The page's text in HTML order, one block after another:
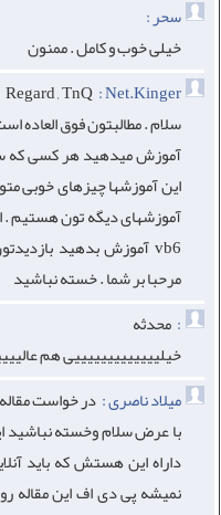
سحر :
خیلی خوب و کامل . ممنون
Net.Kinger :
Regard , TnQ
سلام . مطالبتون فوق العاده
آموزش میدهید هر کسی که
این آموزشها چیزهای خوبی
مرحبا بر شما . خسته نباشید
: محدثه
خیلیییییییییییییی هم
میلاد ناصری : در خواست مقاله
با عرض سلام وخسته نباشید
داراه این هستش که باید
نمیشه پی دی اف این مقاله